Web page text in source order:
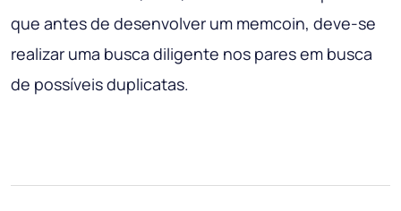
que antes de desenvolver um memcoin, deve-se
realizar uma busca diligente nos pares em busca
de possíveis duplicatas.